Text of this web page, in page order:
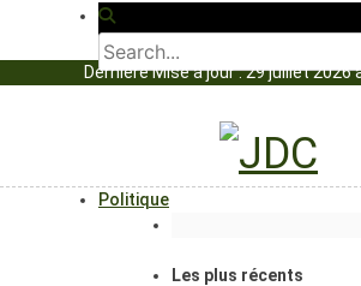
Dernière Mise à jour : 29 juillet 2026
Politique
Les plus récents